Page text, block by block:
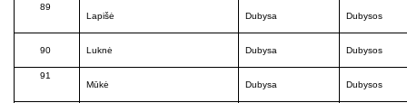
89
Lapišė
Dubysa Dubysos
90 Luknė Dubysa Dubysos
91
Mūkė
Dubysa Dubysos